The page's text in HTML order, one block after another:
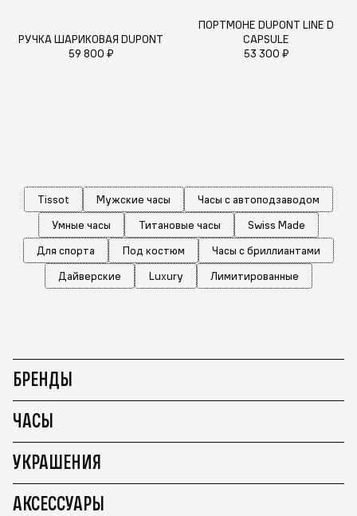
РУЧКА ШАРИКОВАЯ DUPONT
59 800 ₽
ПОРТМОНЕ DUPONT LINE D
CAPSULE
53 300 ₽
Tissot Мужские часы
Часы с автоподзаводом
Умные часы
Титановые часы
Swiss Made
Для спорта
Под костюм
Часы с бриллиантами
Дайверские
Luxury Лимитированные
БРЕНДЫ
ЧАСЫ
УКРАШЕНИЯ
АКСЕССУАРЫ